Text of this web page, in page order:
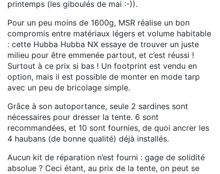
printemps (les giboulés de mai :-)).
Pour un peu moins de 1600g, MSR réalise un bon
compromis entre matériaux légers et volume habitable
: cette Hubba Hubba NX essaye de trouver un juste
milieu pour être emmenée partout, et c’est réussi !
Surtout à ce prix si bas ! Un footprint est vendu en
option, mais il est possible de monter en mode tarp
avec un peu de bricolage simple.
Grâce à son autoportance, seule 2 sardines sont
nécessaires pour dresser la tente. 6 sont
recommandées, et 10 sont fournies, de quoi ancrer les
4 haubans (de bonne qualité) déjà installés.
Aucun kit de réparation n’est fourni : gage de solidité
absolue ? Ceci étant, au prix de la tente, on peut se